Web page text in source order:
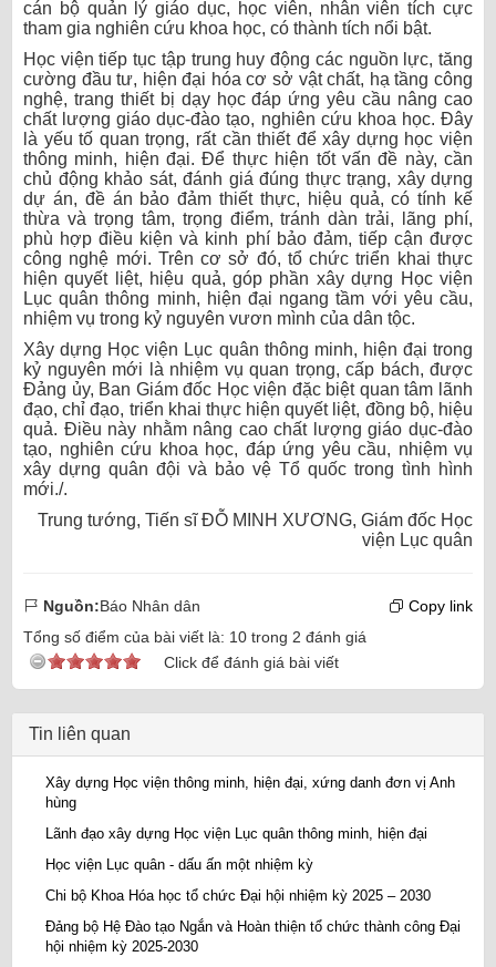
cán bộ quản lý giáo dục, học viên, nhân viên tích cực
tham gia nghiên cứu khoa học, có thành tích nổi bật.
Học viện tiếp tục tập trung huy động các nguồn lực, tăng
cường đầu tư, hiện đại hóa cơ sở vật chất, hạ tầng công
nghệ, trang thiết bị dạy học đáp ứng yêu cầu nâng cao
chất lượng giáo dục-đào tạo, nghiên cứu khoa học. Đây
là yếu tố quan trọng, rất cần thiết để xây dựng học viện
thông minh, hiện đại. Để thực hiện tốt vấn đề này, cần
chủ động khảo sát, đánh giá đúng thực trạng, xây dựng
dự án, đề án bảo đảm thiết thực, hiệu quả, có tính kế
thừa và trọng tâm, trọng điểm, tránh dàn trải, lãng phí,
phù hợp điều kiện và kinh phí bảo đảm, tiếp cận được
công nghệ mới. Trên cơ sở đó, tổ chức triển khai thực
hiện quyết liệt, hiệu quả, góp phần xây dựng Học viện
Lục quân thông minh, hiện đại ngang tầm với yêu cầu,
nhiệm vụ trong kỷ nguyên vươn mình của dân tộc.
Xây dựng Học viện Lục quân thông minh, hiện đại trong
kỷ nguyên mới là nhiệm vụ quan trọng, cấp bách, được
Đảng ủy, Ban Giám đốc Học viện đặc biệt quan tâm lãnh
đạo, chỉ đạo, triển khai thực hiện quyết liệt, đồng bộ, hiệu
quả. Điều này nhằm nâng cao chất lượng giáo dục-đào
tạo, nghiên cứu khoa học, đáp ứng yêu cầu, nhiệm vụ
xây dựng quân đội và bảo vệ Tổ quốc trong tình hình
mới./.
Trung tướng, Tiến sĩ ĐỖ MINH XƯƠNG, Giám đốc Học
viện Lục quân
Nguồn:Báo Nhân dân
Copy link
Tổng số điểm của bài viết là: 10 trong 2 đánh giá
Click để đánh giá bài viết
Tin liên quan
Xây dựng Học viện thông minh, hiện đại, xứng danh đơn vị Anh
hùng
Lãnh đạo xây dựng Học viện Lục quân thông minh, hiện đại
Học viện Lục quân - dấu ấn một nhiệm kỳ
Chi bộ Khoa Hóa học tổ chức Đại hội nhiệm kỳ 2025 – 2030
Đảng bộ Hệ Đào tạo Ngắn và Hoàn thiện tổ chức thành công Đại
hội nhiệm kỳ 2025-2030